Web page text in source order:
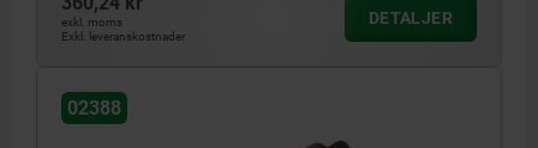
exkl. moms
Exkl. leveranskostnader
DETALJER
02388